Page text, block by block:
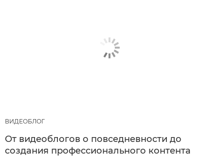
ВИДЕОБЛОГ
От видеоблогов о повседневности до
создания профессионального контента